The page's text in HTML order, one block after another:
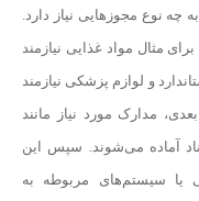
نوع مجوزهایی نیاز دارد.
مثال مواد غذایی نیازمند
و لوازم پزشکی نیازمند
مدارک مورد نیاز مانند
آماده می‌شوند. سپس این
یا سیستم‌های مربوطه به